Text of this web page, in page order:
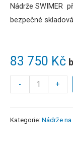
83 750 Kč
Nádrže SWIMER
bezpečné
- +
Kategorie: Nádrže